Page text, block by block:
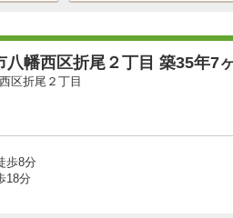
八幡西区折尾２丁目 築35年7
区折尾２丁目
歩8分
18分